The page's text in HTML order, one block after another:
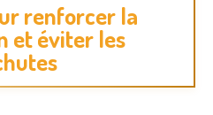
renforcer la
et éviter les